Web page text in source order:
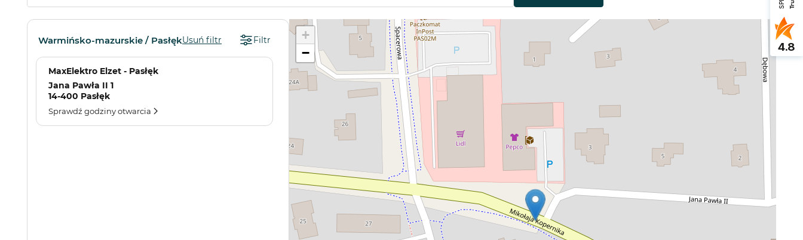
Warmińsko-mazurskie / PasłękUsuń filtr Filtr
MaxElektro Elzet - Pasłęk
Jana Pawła II 1
14-400 Pasłęk
Sprawdź godziny otwarcia
+
−
4.8